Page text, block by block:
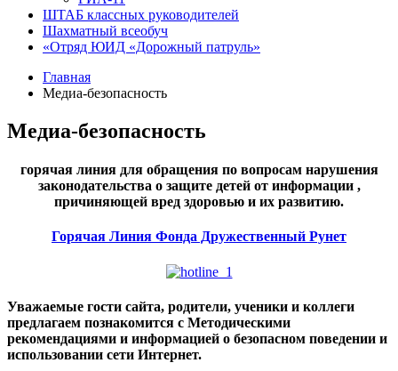
ШТАБ классных руководителей
Шахматный всеобуч
«Отряд ЮИД «Дорожный патруль»
Главная
Медиа-безопасность
Медиа-безопасность
горячая линия для обращения по вопросам нарушения
законодательства о защите детей от информации ,
причиняющей вред здоровью и их развитию.
Горячая Линия Фонда Дружественный Рунет
Уважаемые гости сайта, родители, ученики и коллеги
предлагаем познакомится с Методическими
рекомендациями и информацией о безопасном поведении и
использовании сети Интернет.